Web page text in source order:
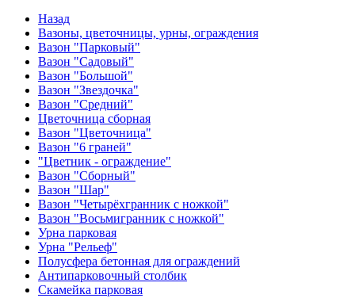
Назад
Вазоны, цветочницы, урны, ограждения
Вазон "Парковый"
Вазон "Садовый"
Вазон "Большой"
Вазон "Звездочка"
Вазон "Средний"
Цветочница сборная
Вазон "Цветочница"
Вазон "6 граней"
"Цветник - ограждение"
Вазон "Сборный"
Вазон "Шар"
Вазон "Четырёхгранник с ножкой"
Вазон "Восьмигранник с ножкой"
Урна парковая
Урна "Рельеф"
Полусфера бетонная для ограждений
Антипарковочный столбик
Скамейка парковая